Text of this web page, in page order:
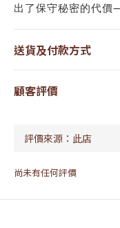
出了保守秘密的代
送貨及付款方式
顧客評價
尚未有任何評價